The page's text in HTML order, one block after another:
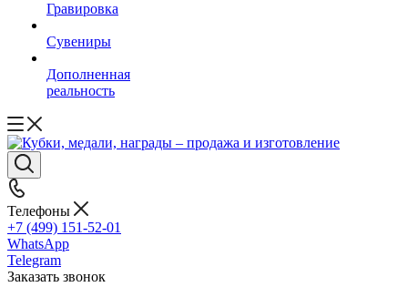
Гравировка
Сувениры
Дополненная
реальность
Телефоны
+7 (499) 151-52-01
WhatsApp
Telegram
Заказать звонок